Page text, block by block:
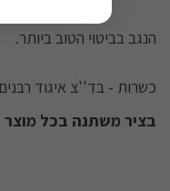
הנגב בביטוי הטוב ביותר.
כשרות - בד''צ איגוד
בציר משתנה בכל מוצר